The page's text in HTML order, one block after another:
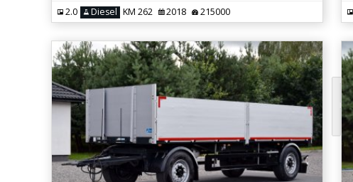
2.0 Diesel KM 262 2018 215000